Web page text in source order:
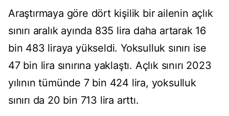
Araştırmaya göre dört kişilik bir ailenin açlık
sınırı aralık ayında 835 lira daha artarak 16
bin 483 liraya yükseldi. Yoksulluk sınırı ise
47 bin lira sınırına yaklaştı. Açlık sınırı 2023
yılının tümünde 7 bin 424 lira, yoksulluk
sınırı da 20 bin 713 lira arttı.